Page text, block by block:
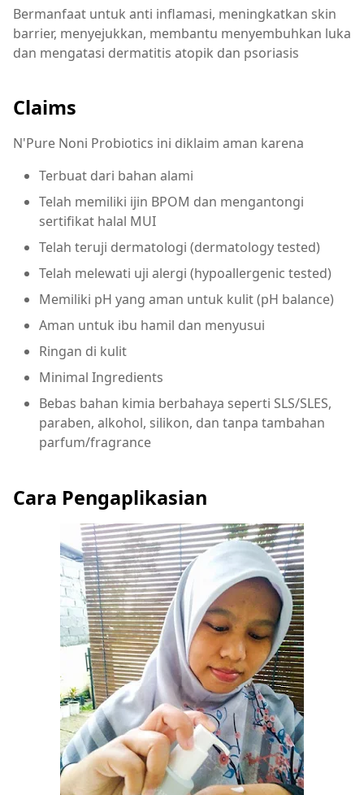
Bermanfaat untuk anti inflamasi, meningkatkan skin
barrier, menyejukkan, membantu menyembuhkan luka
dan mengatasi dermatitis atopik dan psoriasis
Claims
N'Pure Noni Probiotics ini diklaim aman karena
Terbuat dari bahan alami
Telah memiliki ijin BPOM dan mengantongi
sertifikat halal MUI
Telah teruji dermatologi (dermatology tested)
Telah melewati uji alergi (hypoallergenic tested)
Memiliki pH yang aman untuk kulit (pH balance)
Aman untuk ibu hamil dan menyusui
Ringan di kulit
Minimal Ingredients
Bebas bahan kimia berbahaya seperti SLS/SLES,
paraben, alkohol, silikon, dan tanpa tambahan
parfum/fragrance
Cara Pengaplikasian